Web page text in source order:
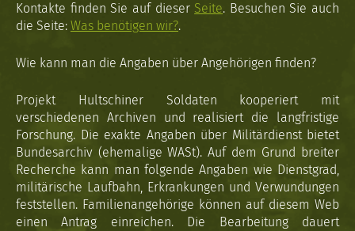
Kontakte finden Sie auf dieser Seite. Besuchen Sie auch
die Seite: Was benötigen wir?.
Wie kann man die Angaben über Angehörigen finden?
Projekt Hultschiner Soldaten kooperiert mit
verschiedenen Archiven und realisiert die langfristige
Forschung. Die exakte Angaben über Militärdienst bietet
Bundesarchiv (ehemalige WASt). Auf dem Grund breiter
Recherche kann man folgende Angaben wie Dienstgrad,
militärische Laufbahn, Erkrankungen und Verwundungen
feststellen. Familienangehörige können auf diesem Web
einen Antrag einreichen. Die Bearbeitung dauert